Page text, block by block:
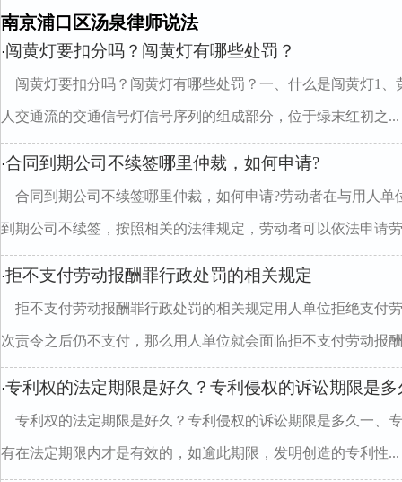
南京浦口区汤泉律师说法
·闯黄灯要扣分吗？闯黄灯有哪些处罚？
闯黄灯要扣分吗？闯黄灯有哪些处罚？一、什么是闯黄灯1
人交通流的交通信号灯信号序列的组成部分，位于绿末红初之...
·合同到期公司不续签哪里仲裁，如何申请?
合同到期公司不续签哪里仲裁，如何申请?劳动者在与用人
到期公司不续签，按照相关的法律规定，劳动者可以依法申请
·拒不支付劳动报酬罪行政处罚的相关规定
拒不支付劳动报酬罪行政处罚的相关规定用人单位拒绝支付
次责令之后仍不支付，那么用人单位就会面临拒不支付劳动报
·专利权的法定期限是好久？专利侵权的诉讼期限是多
专利权的法定期限是好久？专利侵权的诉讼期限是多久一、
有在法定期限内才是有效的，如逾此期限，发明创造的专利性...